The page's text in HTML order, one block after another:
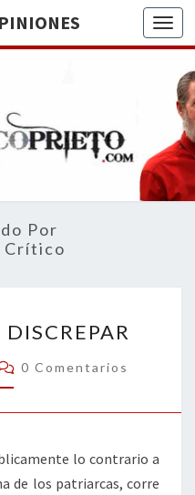
DE
BREVE
RECORRIDO
VITAL Y
Por
Crítico
Comentarios
0 Comentarios
lo contrario a
de los patriarcas, corre